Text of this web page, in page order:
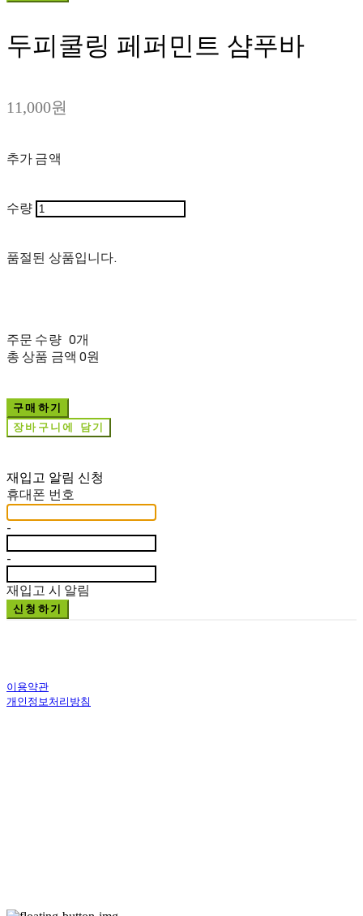
두피쿨링 페퍼민트 샴푸바
11,000원
추가 금액
수량
품절된 상품입니다.
주문 수량 0개
총 상품 금액 0원
구매하기
장바구니에 담기
재입고 알림 신청
휴대폰 번호
-
-
재입고 시 알림
신청하기
이용약관
개인정보처리방침